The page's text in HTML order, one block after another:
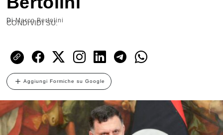
DiMarco Bertolini
CONDIVIDI SU:
Aggiungi Formiche su Google